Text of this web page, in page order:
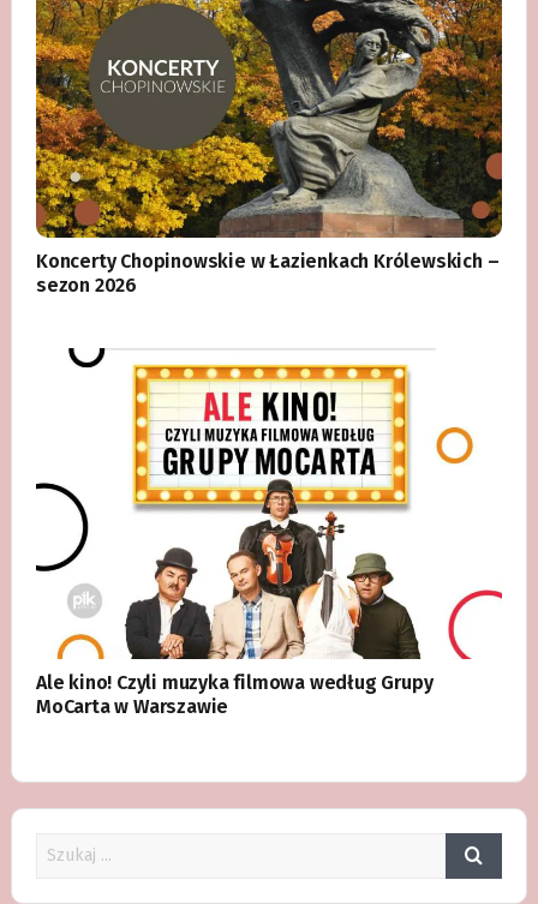
Koncerty Chopinowskie w Łazienkach Królewskich –
sezon 2026
Ale kino! Czyli muzyka filmowa według Grupy
MoCarta w Warszawie